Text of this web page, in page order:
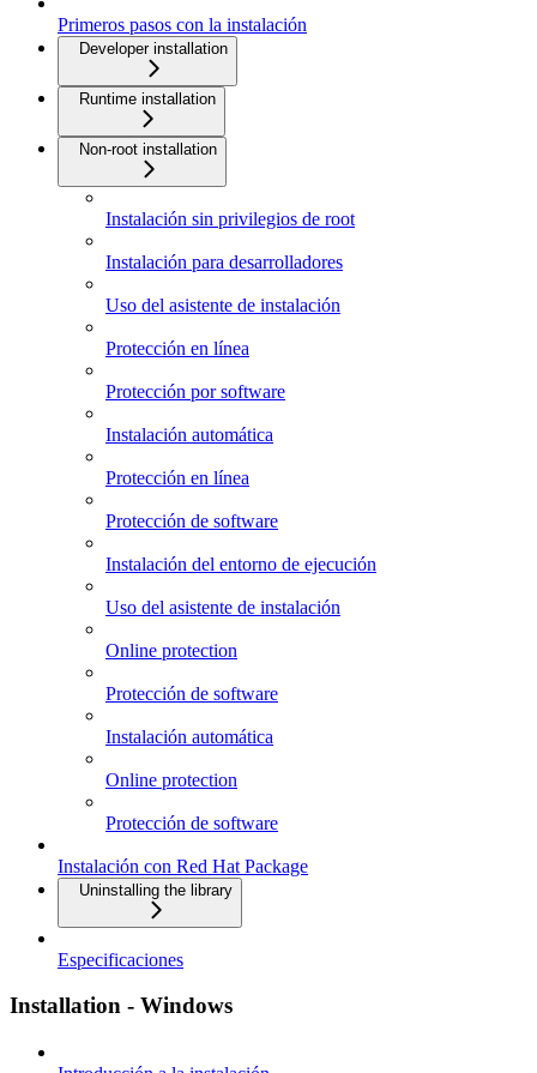
Primeros pasos con la instalación
Developer installation
Runtime installation
Non-root installation
Instalación sin privilegios de root
Instalación para desarrolladores
Uso del asistente de instalación
Protección en línea
Protección por software
Instalación automática
Protección en línea
Protección de software
Instalación del entorno de ejecución
Uso del asistente de instalación
Online protection
Protección de software
Instalación automática
Online protection
Protección de software
Instalación con Red Hat Package
Uninstalling the library
Especificaciones
Installation - Windows